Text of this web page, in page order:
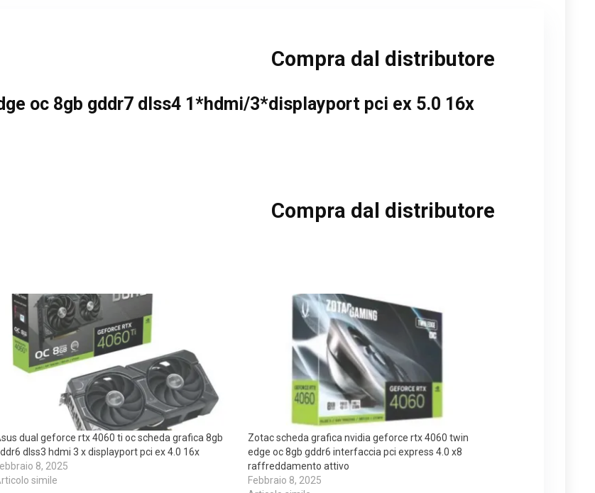
Compra dal distributore
oc 8gb gddr7 dlss4 1*hdmi/3*displayport pci ex 5.0 16x
Compra dal distributore
dual geforce rtx 4060 ti oc scheda grafica 8gb
dlss3 hdmi 3 x displayport pci ex 4.0 16x
8, 2025
simile
Zotac scheda grafica nvidia geforce rtx 4060 twin
edge oc 8gb gddr6 interfaccia pci express 4.0 x8
raffreddamento attivo
Febbraio 8, 2025